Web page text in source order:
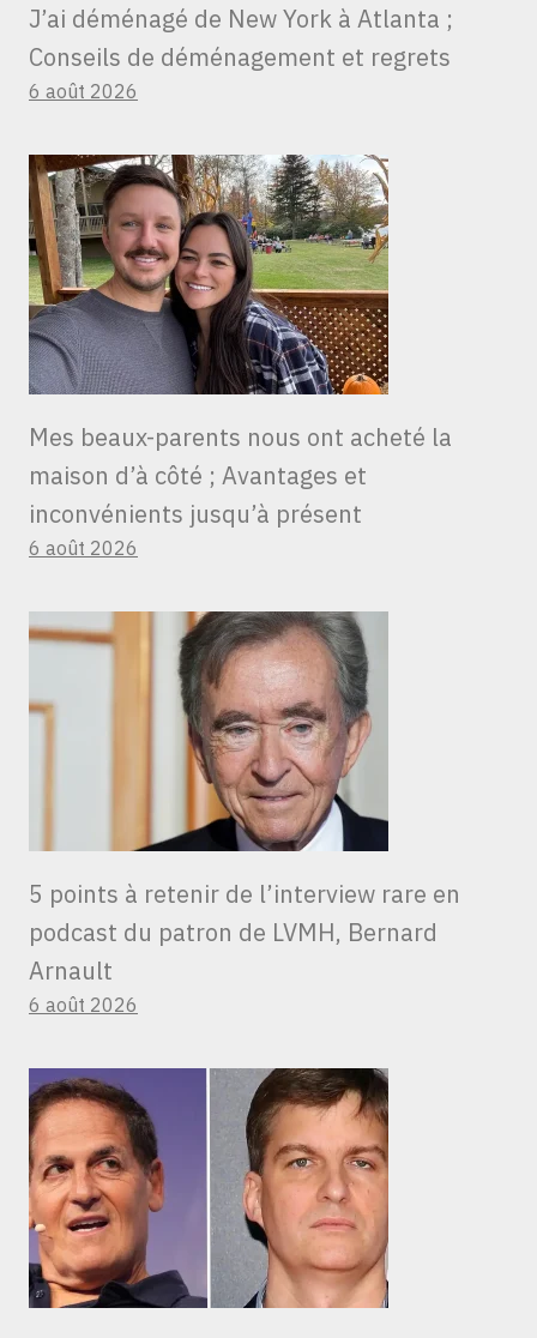
J’ai déménagé de New York à Atlanta ;
Conseils de déménagement et regrets
6 août 2026
Mes beaux-parents nous ont acheté la
maison d’à côté ; Avantages et
inconvénients jusqu’à présent
6 août 2026
5 points à retenir de l’interview rare en
podcast du patron de LVMH, Bernard
Arnault
6 août 2026